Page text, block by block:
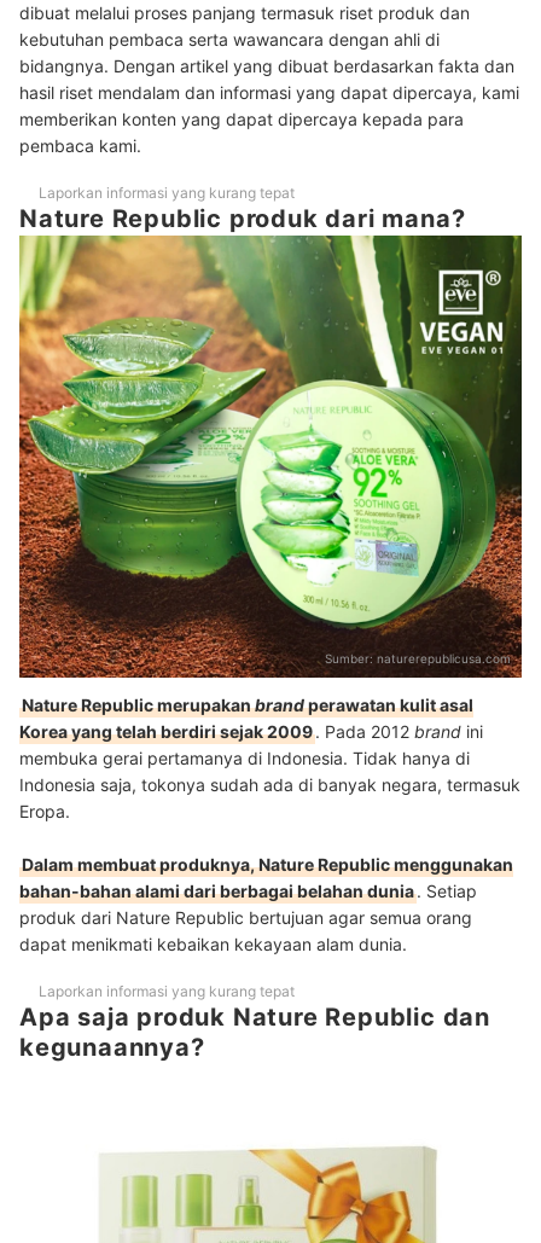
Peringkat Produk Nature Republic Terbaik
Bolehkah memakai Aloe vera gel setiap hari?
dibuat melalui proses panjang termasuk riset produk dan
kebutuhan pembaca serta wawancara dengan ahli di
bidangnya. Dengan artikel yang dibuat berdasarkan fakta dan
hasil riset mendalam dan informasi yang dapat dipercaya, kami
memberikan konten yang dapat dipercaya kepada para
pembaca kami.
Laporkan informasi yang kurang tepat
Nature Republic produk dari mana?
Sumber: naturerepublicusa.com
Nature Republic merupakanbrandperawatan kulit asal
Korea yang telah berdiri sejak 2009. Pada 2012 brand ini
membuka gerai pertamanya di Indonesia. Tidak hanya di
Indonesia saja, tokonya sudah ada di banyak negara, termasuk
Eropa.
Dalam membuat produknya, Nature Republic menggunakan
bahan-bahan alami dari berbagai belahan dunia. Setiap
produk dari Nature Republic bertujuan agar semua orang
dapat menikmati kebaikan kekayaan alam dunia.
Laporkan informasi yang kurang tepat
Apa saja produk Nature Republic dan
kegunaannya?